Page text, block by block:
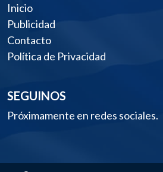
Inicio
Publicidad
Contacto
Política de Privacidad
SEGUINOS
Próximamente en redes sociales.